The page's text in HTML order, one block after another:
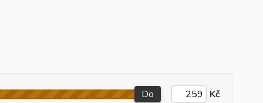
Do Kč